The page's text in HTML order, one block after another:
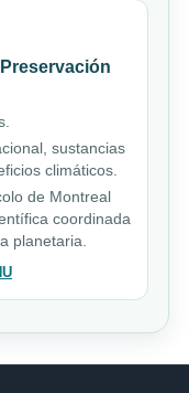
sustancias
climáticos.
de Montreal
coordinada
planetaria.